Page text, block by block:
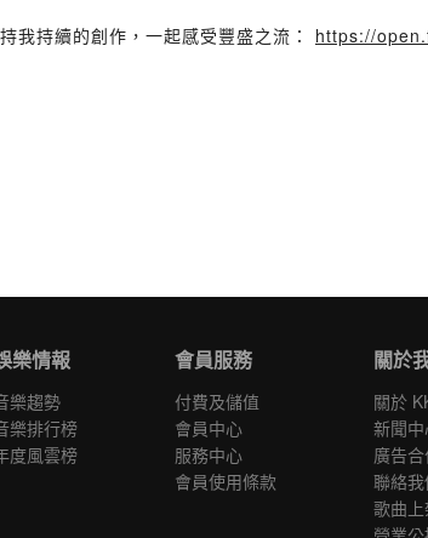
我持續的創作，一起感受豐盛之流： https://
樂情報
樂趨勢
樂排行榜
度風雲榜
會員服務
付費及儲值
會員中心
服務中心
會員使用條款
關於
關於
新聞
廣告
聯絡我
歌曲上